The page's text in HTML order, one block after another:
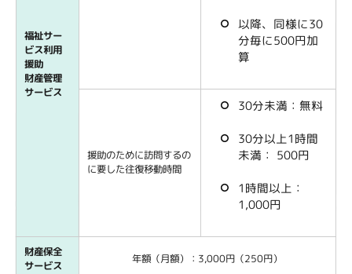
福祉サー
ビス利用
援助
財産管理
サービス
以降、同様に30
分毎に500円加
算
援助のために訪問するの
に要した往復移動時間
30分未満：無料
30分以上1時間
未満： 500円
1時間以上：
1,000円
財産保全
サービス
年額（月額）：3,000円（250円）